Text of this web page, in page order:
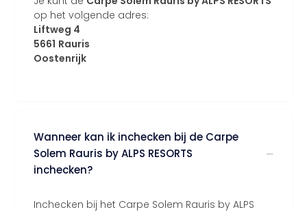
op het volgende adres:
Liftweg 4
5661 Rauris
Oostenrijk
Wanneer kan ik inchecken bij de Carpe
Solem Rauris by ALPS RESORTS
inchecken?
Inchecken bij het Carpe Solem Rauris by ALPS